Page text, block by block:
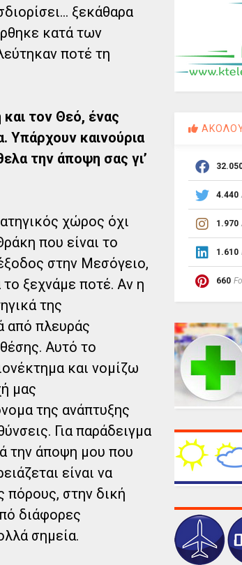
ξεκάθαρα
κατά των
ποτέ τη
τον Θεό, ένας
Υπάρχουν καινούρια
την άποψη σας γι’
χώρος όχι
που είναι το
στην Μεσόγειο,
το ξεχνάμε ποτέ. Αν η
της
από πλευράς
Αυτό το
και νομίζω
μας
της ανάπτυξης
Για παράδειγμα
την άποψη μου που
είναι να
πόρους, στην δική
διάφορες
σημεία.
4.440
1.970
1.610
660